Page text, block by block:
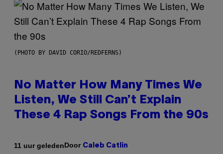
(PHOTO BY DAVID CORIO/REDFERNS)
No Matter How Many Times We
Listen, We Still Can’t Explain
These 4 Rap Songs From the 90s
11 uur geledenDoor Caleb Catlin